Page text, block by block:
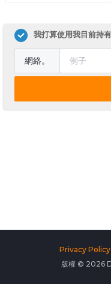
我打算使用我目前持
網絡。
版權 © 2026
Privacy Policy